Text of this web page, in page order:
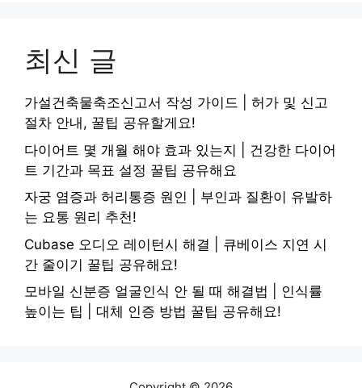
최신 글
가설건축물축조신고서 작성 가이드 | 허가 및 신고
절차 안내, 꿀팁 공유할게요!
다이어트 몇 개월 해야 효과 있는지 | 건강한 다이어
트 기간과 목표 설정 꿀팁 공유해요
자궁 염증과 허리통증 원인 | 부인과 질환이 유발하
는 요통 원리 추천!
Cubase 오디오 레이턴시 해결 | 큐베이스 지연 시
간 줄이기 꿀팁 공유해요!
모바일 신분증 얼굴인식 안 될 때 해결법 | 인식률
높이는 팁 | 대체 인증 방법 꿀팁 공유해요!